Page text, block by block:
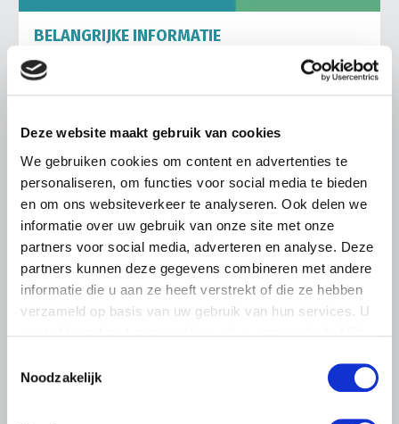
Deze website maakt gebruik van cookies
We gebruiken cookies om content en advertenties te
personaliseren, om functies voor social media te bieden
en om ons websiteverkeer te analyseren. Ook delen we
informatie over uw gebruik van onze site met onze
partners voor social media, adverteren en analyse. Deze
partners kunnen deze gegevens combineren met andere
informatie die u aan ze heeft verstrekt of die ze hebben
verzameld op basis van uw gebruik van hun services. U
Noodzakelijk
BELANGRIJKE INFORMATIE
6 AUGUSTUS 2026
LTO sluit aan bij demonstratie tegen
pluimveehouders
ZLTO, LLTB, LTO Noord en LTO Nederland roepen hun
leden op om op vrijdagochtend 14 augustus massaal naar
het voorplein van het provinciehuis in Den Bosch te
komen…
Lees meer